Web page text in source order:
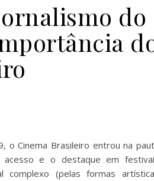
do
o Cinema Brasileiro entrou na
acesso e o destaque em
complexo (pelas formas